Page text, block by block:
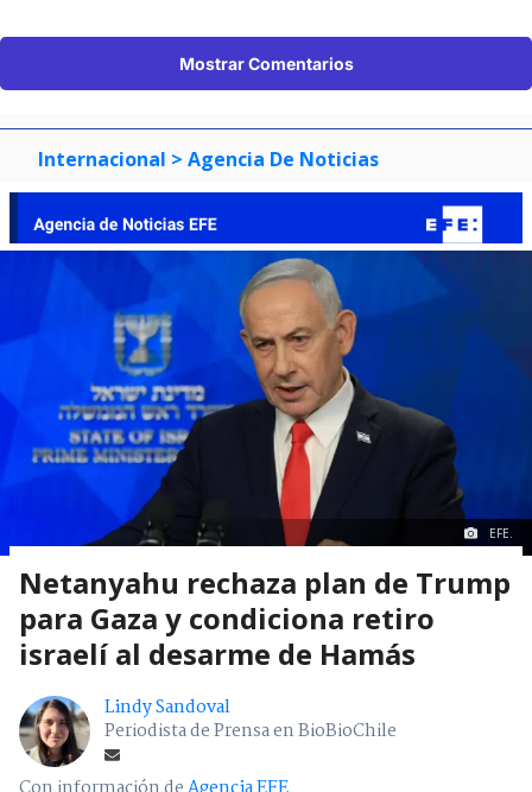
Mostrar Comentarios
Internacional > Agencia De Noticias
EFE.
Netanyahu rechaza plan de Trump
para Gaza y condiciona retiro
israelí al desarme de Hamás
Lindy Sandoval
Periodista de Prensa en BioBioChile